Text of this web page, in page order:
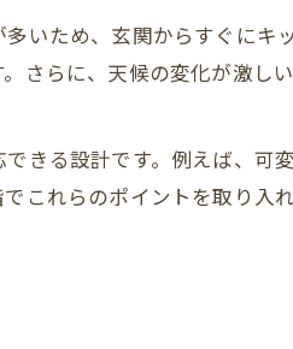
いため、玄関からすぐにキ
さらに、天候の変化が激し
きる設計です。例えば、可
これらのポイントを取り入